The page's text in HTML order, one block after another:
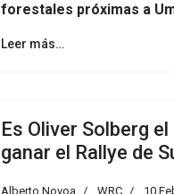
forestales próximas a
Leer más…
Es Oliver Solberg
ganar el Rallye de
Alberto Novoa WRC 10